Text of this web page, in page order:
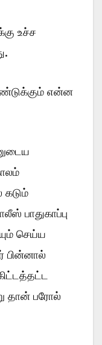
உச்ச
என்ன
கடும்
பாதுகாப்பு
செய்ய
பின்னால்
தான் பரோல்